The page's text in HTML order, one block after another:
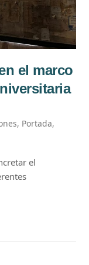
el marco
, Portada,
el